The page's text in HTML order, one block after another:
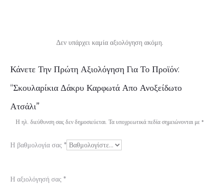
Α
ξ
ι
ο
λ
γ
Δεν υπάρχει καμία αξιολόγηση ακόμη.
Κάνετε Την Πρώτη Αξιολόγηση Για Το Προϊόν:
“Σκουλαρίκια Δάκρυ Καρφωτά Απο Ανοξείδωτο
Ατσάλι”
Η ηλ. διεύθυνση σας δεν δημοσιεύεται. Τα υποχρεωτικά πεδία σημειώνονται με *
Η βαθμολογία σας *
Η αξιολόγησή σας *